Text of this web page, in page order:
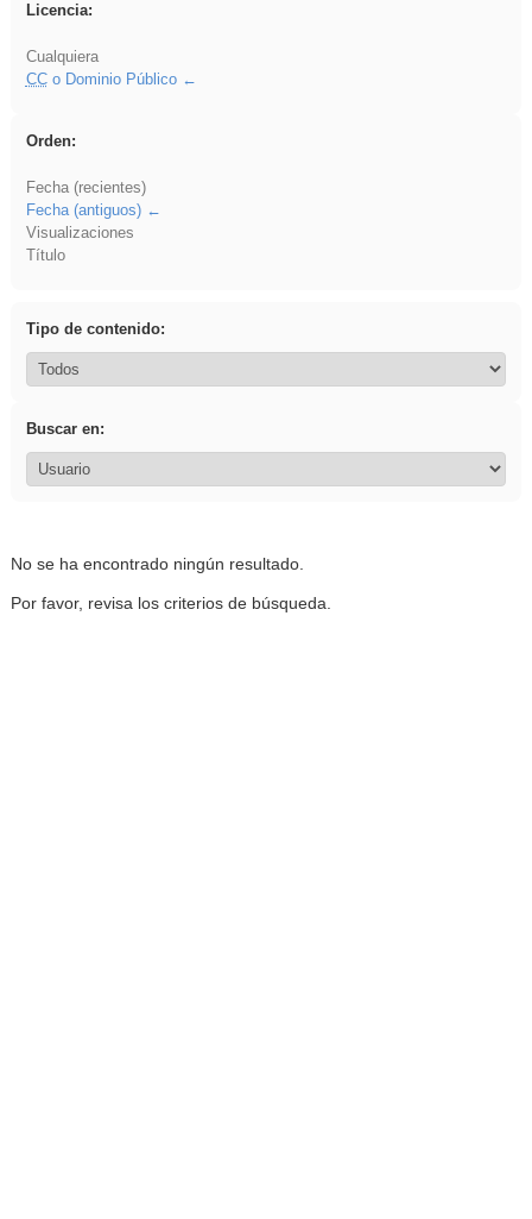
Licencia:
Cualquiera
CCo Dominio Público
Orden:
Fecha (recientes)
Fecha (antiguos)
Visualizaciones
Título
Tipo de contenido:
Buscar en:
No se ha encontrado ningún resultado.
Por favor, revisa los criterios de búsqueda.